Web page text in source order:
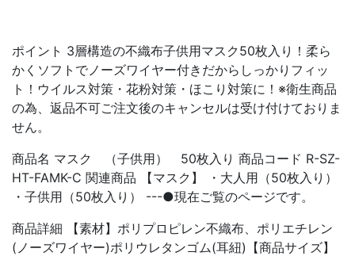
ポイント 3層構造の不織布子供用マスク50枚入り！柔ら
かくソフトでノーズワイヤー付きだからしっかりフィッ
ト！ウイルス対策・花粉対策・ほこり対策に！※衛生商品
の為、返品不可ご注文後のキャンセルは受け付けておりま
せん。
商品名 マスク （子供用） 50枚入り 商品コード R-SZ-
HT-FAMK-C 関連商品 【マスク】 ・大人用（50枚入り）
・子供用（50枚入り） ---●現在ご覧のページです。
商品詳細 【素材】ポリプロピレン不織布、ポリエチレン
(ノーズワイヤー)ポリウレタンゴム(耳紐)【商品サイズ】